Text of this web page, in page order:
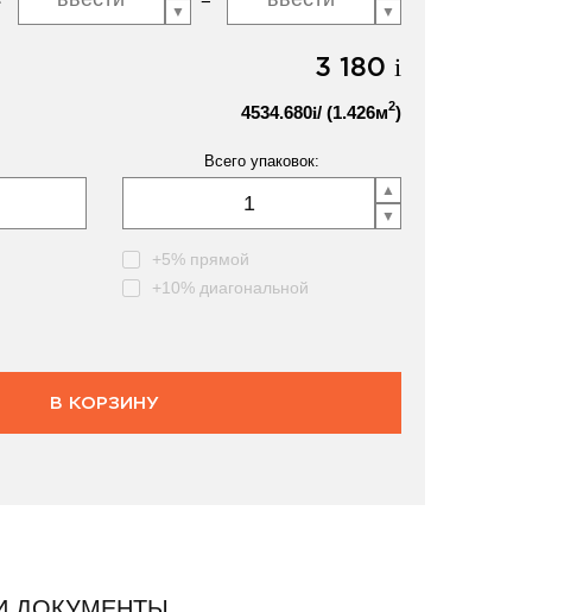
3 180 i
4534.680i/ (1.426м2)
Всего упаковок:
+5% прямой
+10% диагональной
В КОРЗИНУ